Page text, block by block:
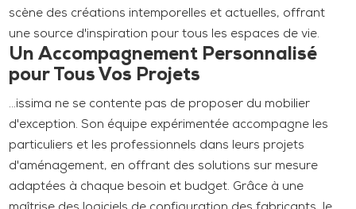
scène des créations intemporelles et actuelles, offrant
une source d'inspiration pour tous les espaces de vie.
Un Accompagnement Personnalisé
pour Tous Vos Projets
...issima ne se contente pas de proposer du mobilier
d'exception. Son équipe expérimentée accompagne les
particuliers et les professionnels dans leurs projets
d'aménagement, en offrant des solutions sur mesure
adaptées à chaque besoin et budget. Grâce à une